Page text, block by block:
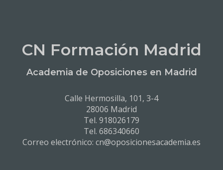
CN Formación Madrid
Academia de Oposiciones en Madrid
Calle Hermosilla, 101, 3-4
28006 Madrid
Tel. 918026179
Tel. 686340660
Correo electrónico: cn@oposicionesacademia.es